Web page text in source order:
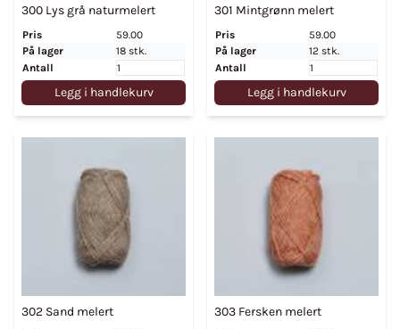
300 Lys grå naturmelert
Pris
59.00
På lager
18 stk.
Antall
Legg i handlekurv
301 Mintgrønn melert
Pris
59.00
På lager
12 stk.
Antall
Legg i handlekurv
302 Sand melert 303 Fersken melert